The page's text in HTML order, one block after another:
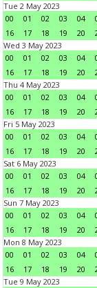
Tue 2 May 2023
00
01 02 03 04
16
17 18 19 20
Wed 3 May 2023
00
01 02 03 04
16
17 18 19 20
Thu 4 May 2023
00
01 02 03 04
16
17 18 19 20
Fri 5 May 2023
00
01 02 03 04
16
17 18 19 20
Sat 6 May 2023
00
01 02 03 04
16
17 18 19 20
Sun 7 May 2023
00
01 02 03 04
16
17 18 19 20
Mon 8 May 2023
00
01 02 03 04
16
17 18 19 20
Tue 9 May 2023